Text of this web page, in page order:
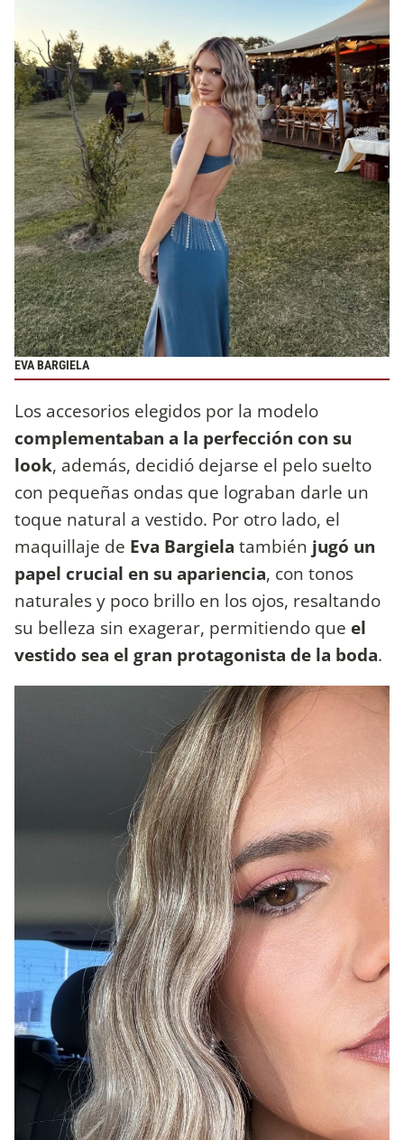
EVA BARGIELA
Los accesorios elegidos por la modelo
complementaban a la perfección con su
look, además, decidió dejarse el pelo suelto
con pequeñas ondas que lograban darle un
toque natural a vestido. Por otro lado, el
maquillaje de Eva Bargiela también jugó un
papel crucial en su apariencia, con tonos
naturales y poco brillo en los ojos, resaltando
su belleza sin exagerar, permitiendo que el
vestido sea el gran protagonista de la boda.